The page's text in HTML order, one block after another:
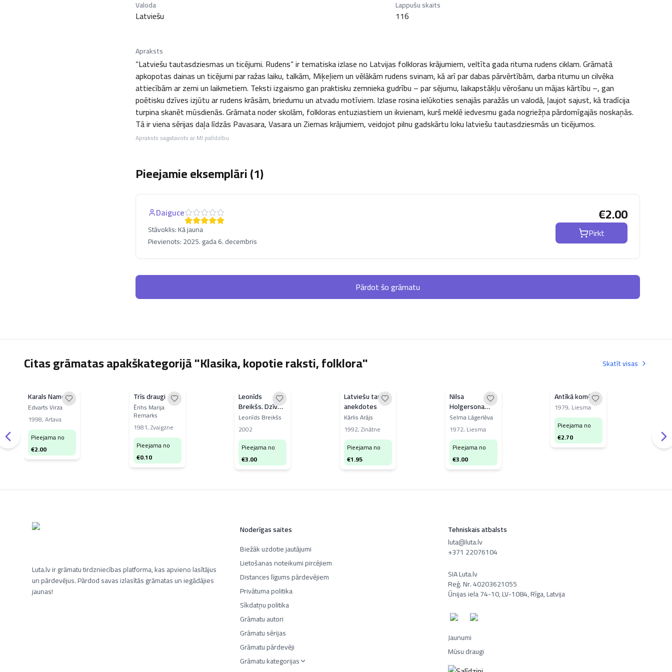
Valoda
Latviešu
Lappušu skaits
116
Apraksts
“Latviešu tautasdziesmas un ticējumi. Rudens” ir tematiska izlase no Latvijas folkloras krājumiem, veltīta gada rituma rudens ciklam. Grāmatā
apkopotas dainas un ticējumi par ražas laiku, talkām, Miķeļiem un vēlākām rudens svinam, kā arī par dabas pārvērtībām, darba ritumu un cilvēka
attiecībām ar zemi un laikmetiem. Teksti izgaismo gan praktisku zemnieka gudrību – par sējumu, laikapstākļu vērošanu un mājas kārtību –, gan
poētisku dzīves izjūtu ar rudens krāsām, briedumu un atvadu motīviem. Izlase rosina ielūkoties senajās paražās un valodā, ļaujot sajust, kā tradīcija
turpina skanēt mūsdienās. Grāmata noder skolām, folkloras entuziastiem un ikvienam, kurš meklē iedvesmu gada nogriežņa pārdomīgajās noskaņās.
Tā ir viena sērijas daļa līdzās Pavasara, Vasara un Ziemas krājumiem, veidojot pilnu gadskārtu loku latviešu tautasdziesmās un ticējumos.
Apraksts sagatavots ar MI palīdzību
Pieejamie eksemplāri (1)
Daiguce
Stāvoklis:Kā jauna
Pievienots:2025. gada 6. decembris
€2.00
Pirkt
Pārdot šo grāmatu
Citas grāmatas apakškategorijā "Klasika, kopotie raksti, folklora" Skatīt visas
Karals Nameitis
Edvarts Virza
1998,Artava
Pieejama no
€2.00
Trīs draugi
Ērihs Marija
Remarks
1981,Zvaigzne
Pieejama no
€0.10
Leonīds
Breikšs. Dzīve
un darbi 3
Leonīds Breikšs
2002
Pieejama no
€3.00
Latviešu tautas
anekdotes
Kārlis Arājs
1992,Zinātne
Pieejama no
€1.95
Nilsa
Holgersona
brīnišķīgais
ceļojums
Selma Lāgerlēva
1972, Liesma
Pieejama no
€3.00
Antīkā komēdija
1979, Liesma
Pieejama no
€2.70
Luta.lv ir grāmatu tirdzniecības platforma, kas apvieno lasītājus
un pārdevējus. Pārdod savas izlasītās grāmatas un iegādājies
jaunas!
Noderīgas saites
Biežāk uzdotie jautājumi
Lietošanas noteikumi pircējiem
Distances līgums pārdevējiem
Privātuma politika
Sīkdatņu politika
Grāmatu autori
Grāmatu sērijas
Grāmatu pārdevēji
Grāmatu kategorijas
Tehniskais atbalsts
luta@luta.lv
+371 22076104
SIA Luta.lv
Reģ. Nr. 40203621055
Ūnijas iela 74-10, LV-1084, Rīga, Latvija
Jaunumi
Mūsu draugi